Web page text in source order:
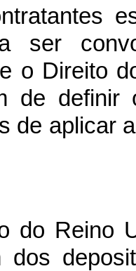
ser
o Direito
de definir
de aplicar
do Reino
dos